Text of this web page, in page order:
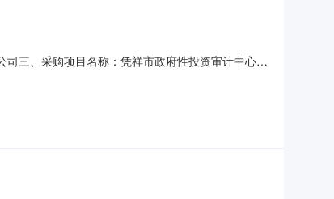
三、采购项目名称：凭祥市政府性投资审计中心网
它事项：无八、